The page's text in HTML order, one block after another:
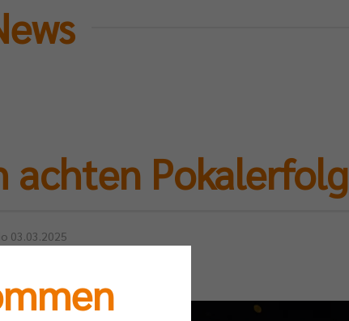
achten Pokalerfolg
03.03.2025